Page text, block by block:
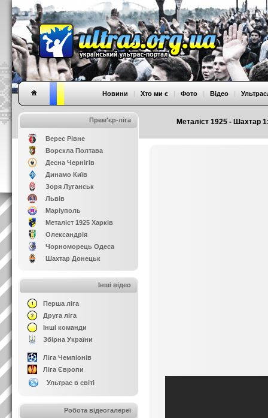
Металіст 1925 - Шахтар
Новини | Хто ми є | Фото | Відео |
Прем'єр-ліга
Верес Рівне
Ворскла Полтава
Десна Чернігів
Динамо Київ
Зоря Луганськ
Львів
Маріуполь
Металіст 1925 Харків
Олександрія
Чорноморець Одеса
Шахтар Донецьк
Інші відео
Перша ліга
Друга ліга
Інші команди
Збірна України
Ліга Чемпіонів
Ліга Європи
Ультрас в світі
Робота відеогалереї